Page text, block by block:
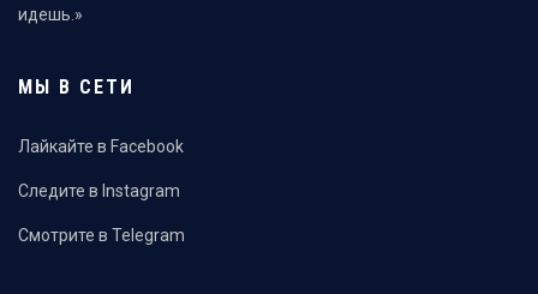
идешь.»
МЫ В СЕТИ
Лайкайте в Facebook
Следите в Instagram
Смотрите в Telegram